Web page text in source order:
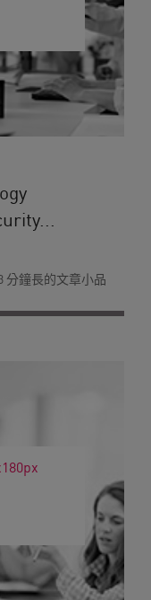
分鐘長的文章小品